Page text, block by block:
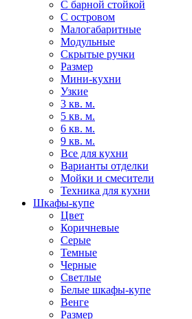
С барной стойкой
С островом
Малогабаритные
Модульные
Скрытые ручки
Размер
Мини-кухни
Узкие
3 кв. м.
5 кв. м.
6 кв. м.
9 кв. м.
Все для кухни
Варианты отделки
Мойки и смесители
Техника для кухни
Шкафы-купе
Цвет
Коричневые
Серые
Темные
Черные
Светлые
Белые шкафы-купе
Венге
Размер